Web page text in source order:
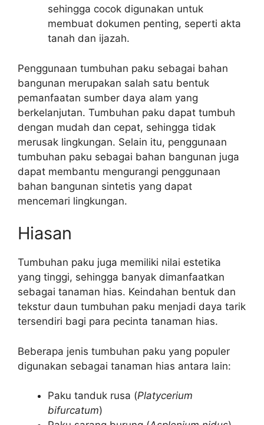
sehingga cocok digunakan untuk
membuat dokumen penting, seperti akta
tanah dan ijazah.
Penggunaan tumbuhan paku sebagai bahan
bangunan merupakan salah satu bentuk
pemanfaatan sumber daya alam yang
berkelanjutan. Tumbuhan paku dapat tumbuh
dengan mudah dan cepat, sehingga tidak
merusak lingkungan. Selain itu, penggunaan
tumbuhan paku sebagai bahan bangunan juga
dapat membantu mengurangi penggunaan
bahan bangunan sintetis yang dapat
mencemari lingkungan.
Hiasan
Tumbuhan paku juga memiliki nilai estetika
yang tinggi, sehingga banyak dimanfaatkan
sebagai tanaman hias. Keindahan bentuk dan
tekstur daun tumbuhan paku menjadi daya tarik
tersendiri bagi para pecinta tanaman hias.
Beberapa jenis tumbuhan paku yang populer
digunakan sebagai tanaman hias antara lain:
Paku tanduk rusa (Platycerium
bifurcatum)